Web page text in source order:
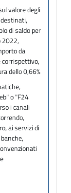
valore degli
di saldo per
2022,
da
corrispettivo,
dello 0,66%
o "F24
i canali
ai servizi di